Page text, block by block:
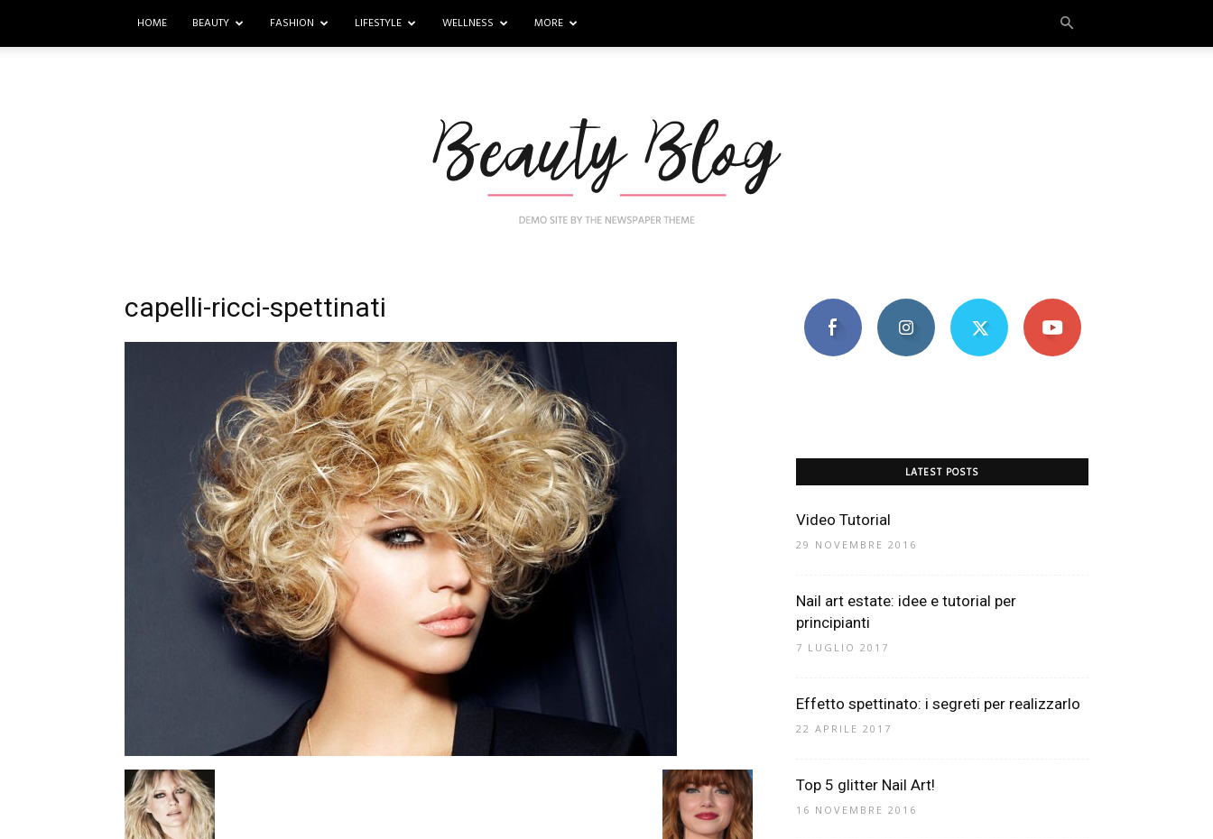
HOME BEAUTY FASHION LIFESTYLE WELLNESS MORE
Art
capelli-ricci-spettinati
LATEST POSTS
Video Tutorial
29 NOVEMBRE 2016
Nail art estate: idee e tutorial per
principianti
7 LUGLIO 2017
Effetto spettinato: i segreti per realizzarlo
22 APRILE 2017
Top 5 glitter Nail Art!
16 NOVEMBRE 2016